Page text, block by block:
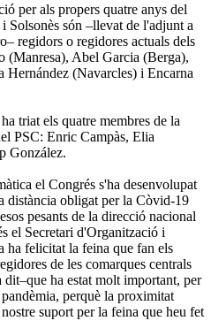
per als propers quatre anys del
Solsonès són –llevat de l'adjunt a
regidors o regidores actuals dels
(Manresa), Abel Garcia (Berga),
Hernández (Navarcles) i Encarna
triat els quatre membres de la
PSC: Enric Campàs, Elia
González.
el Congrés s'ha desenvolupat
distància obligat per la Còvid-19
pesants de la direcció nacional
el Secretari d'Organització i
ha felicitat la feina que fan els
de les comarques centrals
ha estat molt important, per
perquè la proximitat
suport per la feina que heu fet